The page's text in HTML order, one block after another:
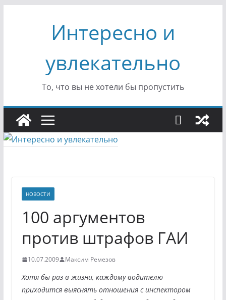
содержимомуИнтересно и
увлекательно
То, что вы не хотели бы пропустить
НОВОСТИ
100 аргументов
против штрафов ГАИ
10.07.2009 Максим Ремезов
Хотя бы раз в жизни, каждому водителю
приходится выяснять отношения с инспектором